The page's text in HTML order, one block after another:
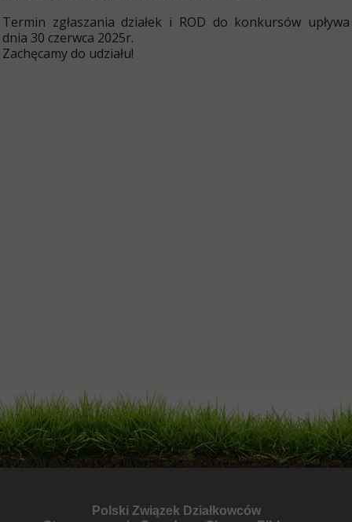
Termin zgłaszania działek i ROD do konkursów upływa
dnia 30 czerwca 2025r.
Zachęcamy do udziału!
Polski Związek Działkowców